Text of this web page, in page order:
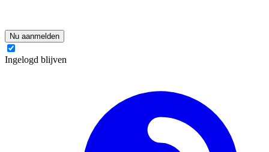
Nu aanmelden
Ingelogd blijven